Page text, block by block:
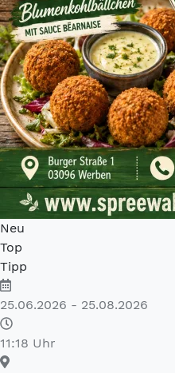
Neu
Top
Tipp
25.06.2026 - 25.08.2026
11:18 Uhr